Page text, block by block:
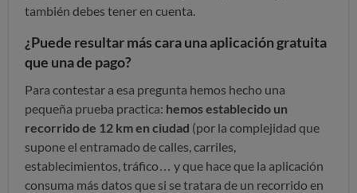
también debes tener en cuenta.
¿Puede resultar más cara una aplicación gratuita
que una de pago?
Para contestar a esa pregunta hemos hecho una
pequeña prueba practica: hemos establecido un
recorrido de 12 km en ciudad (por la complejidad que
supone el entramado de calles, carriles,
establecimientos, tráfico… y que hace que la aplicación
consuma más datos que si se tratara de un recorrido en